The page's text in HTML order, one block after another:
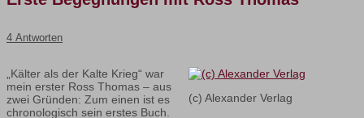
4 Antworten
(c) Alexander Verlag
„Kälter als der Kalte Krieg“ war
mein erster Ross Thomas – aus
zwei Gründen: Zum einen ist es
chronologisch sein erstes Buch.